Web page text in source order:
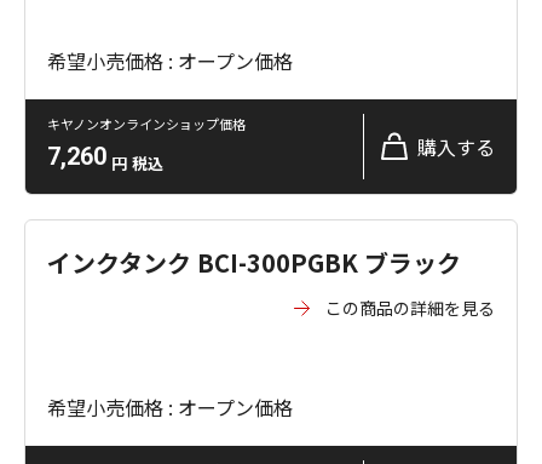
希望小売価格 : オープン価格
キヤノンオンラインショップ価格
7,260 円 税込
購入する
インクタンク BCI-300PGBK ブラック
この商品の詳細を見る
希望小売価格 : オープン価格